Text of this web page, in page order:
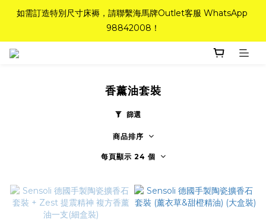
如需訂造特別尺寸床褥，請聯繫海馬牌Outlet客服 WhatsApp
98842008！
如需訂造特別尺寸床褥，請聯繫海馬牌Outlet客服 WhatsApp
98842008！
Top-Tier Quality系列床褥82折(新永久記憶床褥 及 健康記憶床
如需訂造特別尺寸床褥，請聯繫海馬牌Outlet客服 WhatsApp
98842008！
香薰油套裝
篩選
商品排序
每頁顯示 24 個